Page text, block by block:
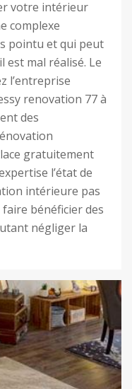
votre intérieur
complexe
pointu et qui peut
mal réalisé. Le
l’entreprise
renovation 77 à
des
gratuitement
l’état de
intérieure pas
bénéficier des
négliger la